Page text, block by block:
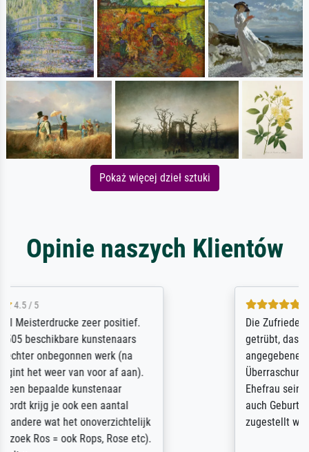
Pokaż więcej dzieł sztuki
Opinie naszych Klientów
Die Zufriedenheit ist auch nicht dadurch
getrübt, dass das Bild entgegen einer
angegebenen Lieferanschrift (sollte eine
Überraschung für die normannische
Ehefrau sein zum Hochzeits- gleichzeitig
auch Geburtstag sein) doch nach zu Hause
zugestellt wurde.